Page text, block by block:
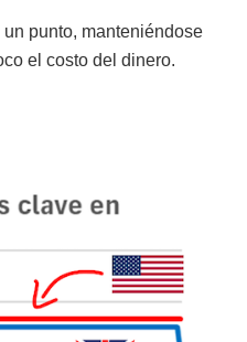
punto, manteniéndose
el costo del dinero.